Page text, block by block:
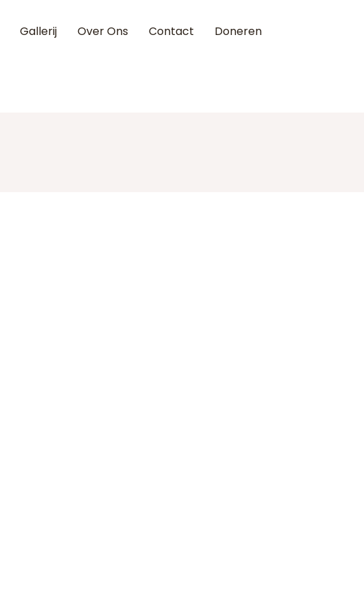
Gallerij Over Ons Contact Doneren